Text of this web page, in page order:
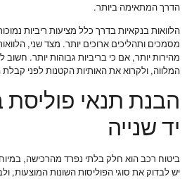
הדרך המתאימה ביותר.
הלוואות בנקאיות בדרך כלל מציעות ריביות
מסמכים ותהליכים ארוכים יותר. מצד שני,
מהירות יותר, אם כי בריביות גבוהות יותר.
המלווה, ולקרוא את האותיות הקטנות לפני
הבנת תנאי פוליסת
יד שנייה
ביטוח רכב הוא חלק בלתי נפרד מהרכישה,
יש לבדוק את סוגי הפוליסות השונות המוצעות,